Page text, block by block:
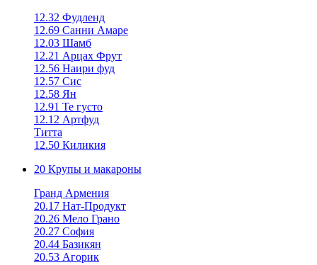
12.32 Фудленд
12.69 Санни Амаре
12.03 Шамб
12.21 Арцах Фрут
12.56 Наири фуд
12.57 Сис
12.58 Ян
12.91 Те густо
12.12 Артфуд
Титта
12.50 Киликия
20 Крупы и макароны
Гранд Армения
20.17 Нат-Продукт
20.26 Мело Грано
20.27 София
20.44 Базикян
20.53 Агорик